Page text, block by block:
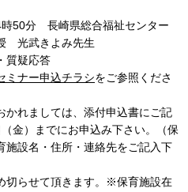
50分 長崎県総合福祉センター
光武きよみ先生
・質疑応答
ミナー申込チラシをご参照くださ
かれましては、添付申込書にご記
金）までにお申込み下さい。（保
施設名・住所・連絡先をご記入下
切らせて頂きます。※保育施設在